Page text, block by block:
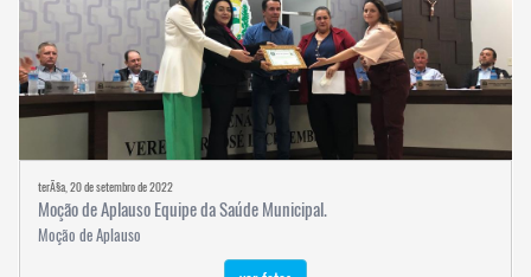
terÃ§a, 20 de setembro de 2022
Moção de Aplauso Equipe da Saúde Municipal.
Moção de Aplauso